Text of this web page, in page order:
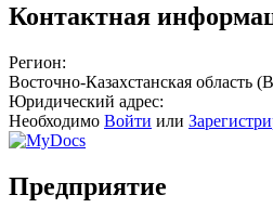
Контактная
Регион:
Восточно-Казахстанская область
Юридический адрес:
Необходимо Войти или
Предприятие